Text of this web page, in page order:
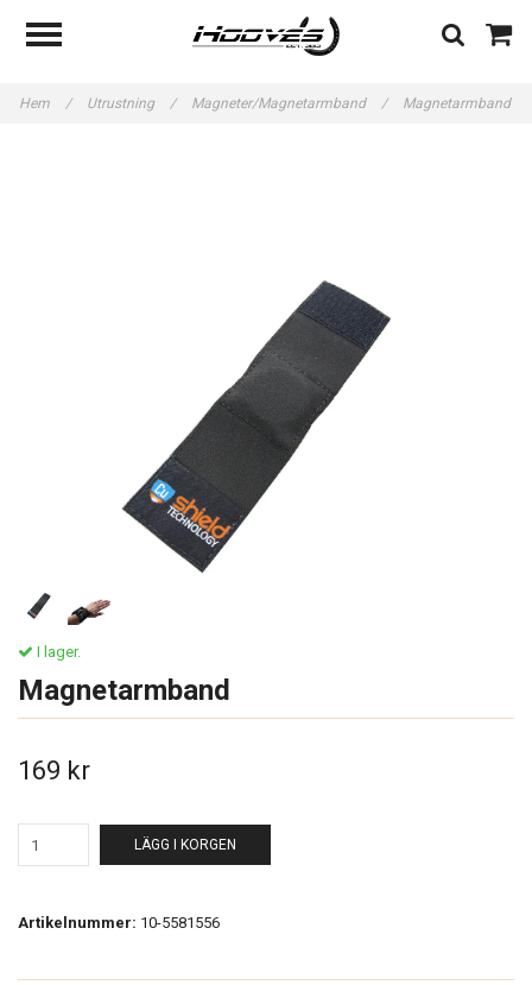
Hem / Utrustning / Magneter/Magnetarmband / Magnetarmband
I lager.
Magnetarmband
169 kr
LÄGG I KORGEN
Artikelnummer: 10-5581556